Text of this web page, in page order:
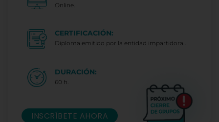
Online.
CERTIFICACIÓN:
Diploma emitido por la entidad impartidora..
DURACIÓN:
60 h.
INSCRÍBETE AHORA